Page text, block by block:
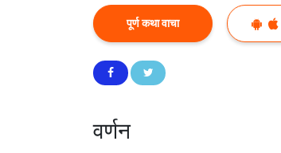
पूर्ण कथा वाचा
वर्णन